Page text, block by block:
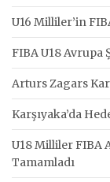
U16 Milliler’in
FIBA U18 Avrupa
Arturs Zagars
Karşıyaka’da
U18 Milliler FIBA
Tamamladı